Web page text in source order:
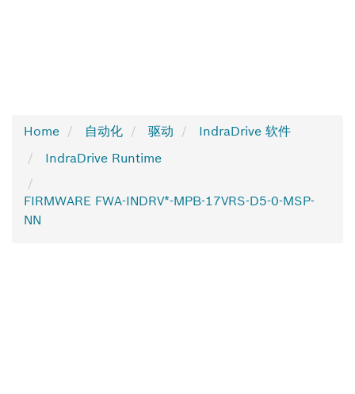
Home 自动化 驱动
IndraDrive 软件
IndraDrive Runtime
FIRMWARE FWA-INDRV*-MPB-17VRS-D5-0-MSP-
NN